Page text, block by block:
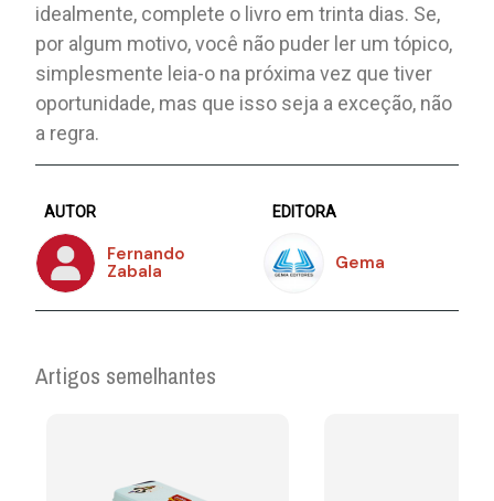
idealmente, complete o livro em trinta dias. Se,
por algum motivo, você não puder ler um tópico,
simplesmente leia-o na próxima vez que tiver
oportunidade, mas que isso seja a exceção, não
a regra.
AUTOR
Fernando
Zabala
EDITORA
Gema
Artigos semelhantes